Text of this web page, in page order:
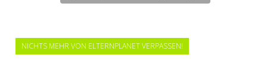
NICHTS MEHR VON ELTERNPLANET VERPASSEN!